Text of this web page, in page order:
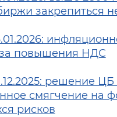
закрепиться
повышения НДС
решение ЦБ
смягчение на
рисков